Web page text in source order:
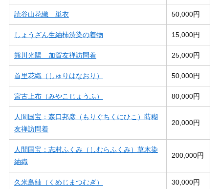
読谷山花織 単衣 50,000円
しょうざん生紬柿渋染の着物 15,000円
熊川光陽 加賀友禅訪問着 25,000円
首里花織（しゅりはなおり） 50,000円
宮古上布（みやこじょうふ） 80,000円
人間国宝：森口邦彦（もりぐちくにひこ）蒔糊
友禅訪問着
20,000円
人間国宝：志村ふくみ（しむらふくみ）草木染
紬織
200,000円
久米島紬（くめじまつむぎ） 30,000円